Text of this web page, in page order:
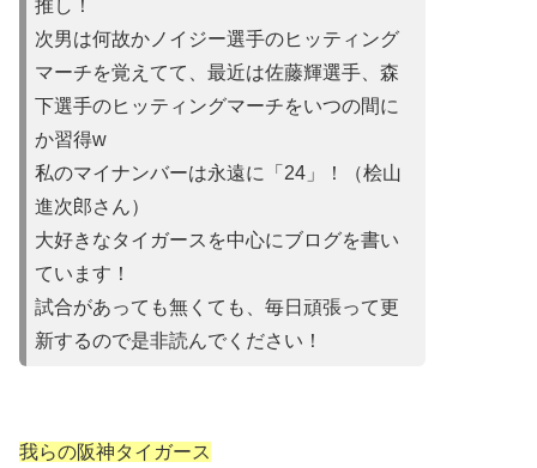
推し！
次男は何故かノイ ジー選手のヒッティング
マーチを覚えてて、最近は佐藤輝選手、森
下選手のヒッティングマーチをいつの間に
か習得w
私のマイナンバーは永遠に「24」！（桧山
進次郎さん）
大好きなタイガースを中心にブログを書い
ています！
試合があって も無くても、毎日頑張って更
新するので是非読んでください！
我らの阪神タイガース